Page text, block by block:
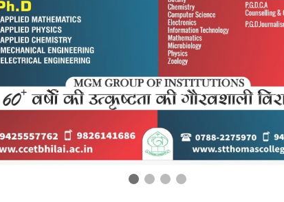
सेवा डेरा जन सुविधा केंद्र